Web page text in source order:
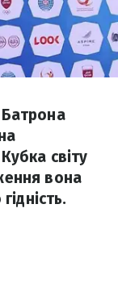
Батрона
світу
вона